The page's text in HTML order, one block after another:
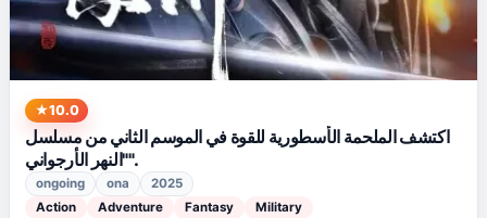
10.0
اكتشف الملحمة الأسطورية للقوة في الموسم الثاني من مسلسل
"النهر الأرجواني".
ongoing ona
2025
Action
Adventure Fantasy Military